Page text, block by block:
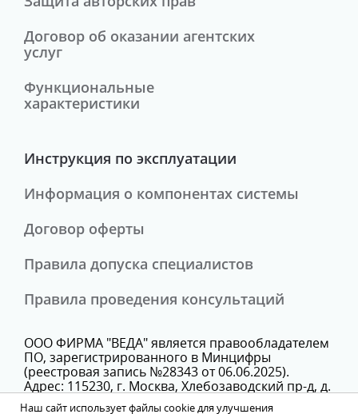
Договор об оказании агентских
услуг
Функциональные
характеристики
Инструкция по эксплуатации
Информация о компонентах системы
Договор оферты
Правила допуска специалистов
Правила проведения консультаций
ООО ФИРМА "ВЕДА" является правообладателем
ПО, зарегистрированного в Минцифры
(реестровая запись №28343 от 06.06.2025).
Адрес: 115230, г. Москва, Хлебозаводский пр-д, д.
7, стр. 9, этаж 3, помещение Х, комн. 25В
Наш сайт использует файлы cookie для улучшения